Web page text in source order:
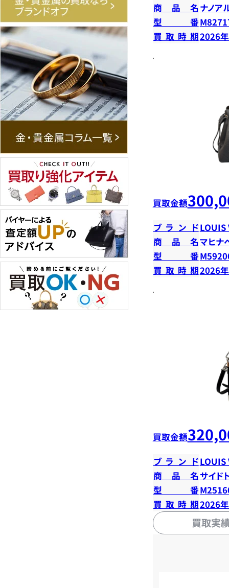
商品名 ナノア
型番
買取時期2026
買取金額
ブランドLOUIS
商品名マヒナ
型番
買取時期2026
買取金額
ブランドLOUIS
商品名 サイド
型番
買取時期2026
買取実